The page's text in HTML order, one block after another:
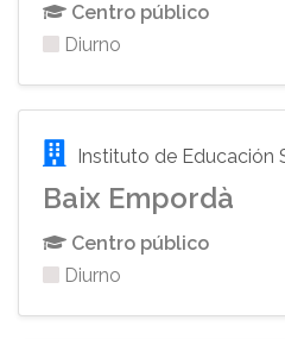
Centro público
Diurno
Instituto de Educación
Baix Empordà
Centro público
Diurno